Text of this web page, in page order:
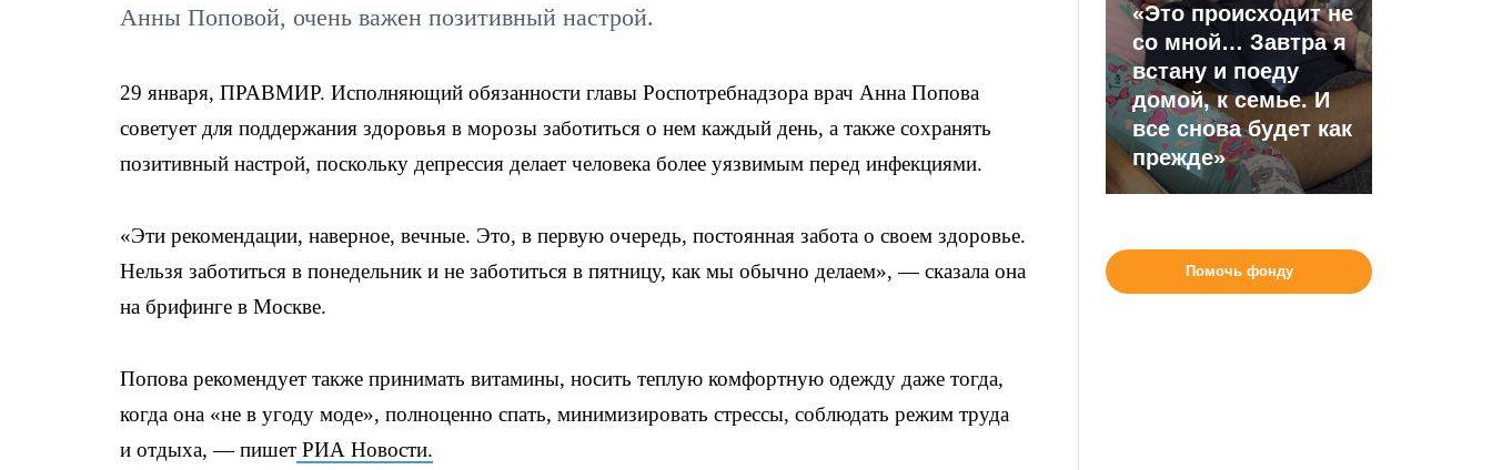
Анны Поповой, очень важен позитивный настрой.
29 января, ПРАВМИР. Исполняющий обязанности главы Роспотребнадзора врач Анна Попова
советует для поддержания здоровья в морозы заботиться о нем каждый день, а также сохранять
позитивный настрой, поскольку депрессия делает человека более уязвимым перед инфекциями.
«Эти рекомендации, наверное, вечные. Это, в первую очередь, постоянная забота о своем здоровье.
Нельзя заботиться в понедельник и не заботиться в пятницу, как мы обычно делаем», — сказала она
на брифинге в Москве.
Попова рекомендует также принимать витамины, носить теплую комфортную одежду даже тогда,
когда она «не в угоду моде», полноценно спать, минимизировать стрессы, соблюдать режим труда
и отдыха, — пишет РИА Новости.
«Это происходит не
со мной… Завтра я
встану и поеду
домой, к семье. И
все снова будет как
прежде»
Помочь фонду